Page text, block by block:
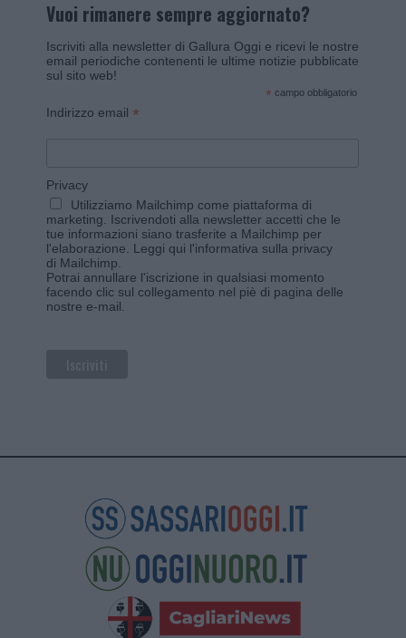
Vuoi rimanere sempre aggiornato?
Iscriviti alla newsletter di Gallura Oggi e ricevi le nostre
email periodiche contenenti le ultime notizie pubblicate
sul sito web!
* campo obbligatorio
Indirizzo email *
Privacy
Utilizziamo Mailchimp come piattaforma di
marketing. Iscrivendoti alla newsletter accetti che le
tue informazioni siano trasferite a Mailchimp per
l'elaborazione. Leggi qui l'informativa sulla privacy
di Mailchimp
Potrai annullare l'iscrizione in qualsiasi momento
facendo clic sul collegamento nel piè di pagina delle
nostre e-mail.